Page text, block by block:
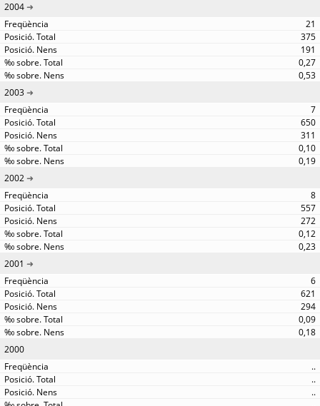
2004
21
375
191
0,27
0,53
2003
7
650
311
0,10
0,19
2002
8
557
272
0,12
0,23
2001
6
621
294
0,09
0,18
2000
..
..
..